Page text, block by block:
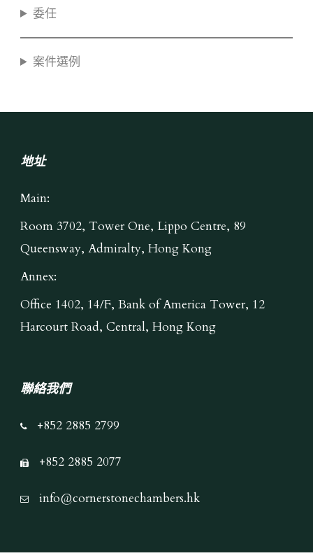
委任
案件選例
地址
Main:
Room 3702, Tower One, Lippo Centre, 89
Queensway, Admiralty, Hong Kong
Annex:
Office 1402, 14/F, Bank of America Tower, 12
Harcourt Road, Central, Hong Kong
聯絡我們
+852 2885 2799
+852 2885 2077
info@cornerstonechambers.hk